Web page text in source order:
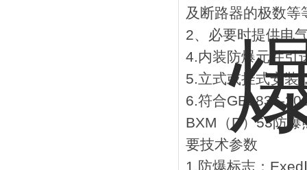
及断路器的极数
2、必要时提供电
4.内装防爆元件引
5.立式或挂式安装
6.符合GB3836-
BXM（D）53防
要技术参数
1.防爆标志：